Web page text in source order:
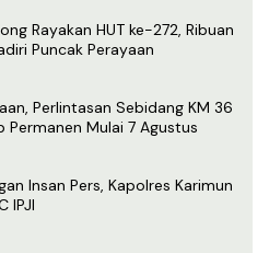
Rayakan HUT ke-272, Ribuan
Puncak Perayaan
Perlintasan Sebidang KM 36
Permanen Mulai 7 Agustus
Insan Pers, Kapolres Karimun
IPJI